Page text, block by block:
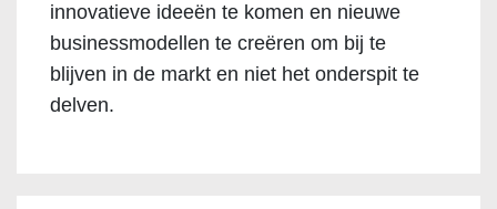
innovatieve ideeën te komen en nieuwe
businessmodellen te creëren om bij te
blijven in de markt en niet het onderspit te
delven.